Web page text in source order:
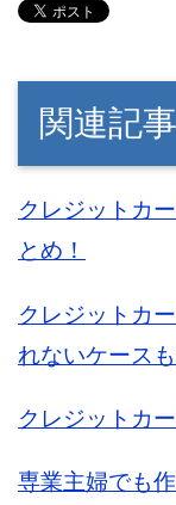
関連記事
クレジットカ
とめ！
クレジットカ
れないケース
クレジットカ
専業主婦でも